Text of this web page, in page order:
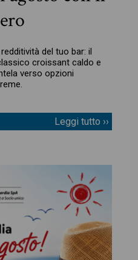
del tuo bar: il
croissant caldo e
verso opzioni
Leggi tutto ››